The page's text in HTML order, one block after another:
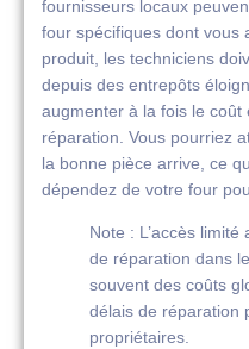
fournisseurs locaux
four spécifiques dont vous
produit, les techniciens
depuis des entrepôts
augmenter à la fois le coût
réparation. Vous pourriez
la bonne pièce arrive, ce
dépendez de votre four
Note : L’accès
de réparation dans
souvent des coûts
délais de réparation
propriétaires.